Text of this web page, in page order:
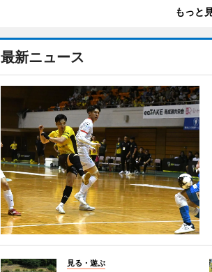
もっと
最新ニュース
見る・遊ぶ